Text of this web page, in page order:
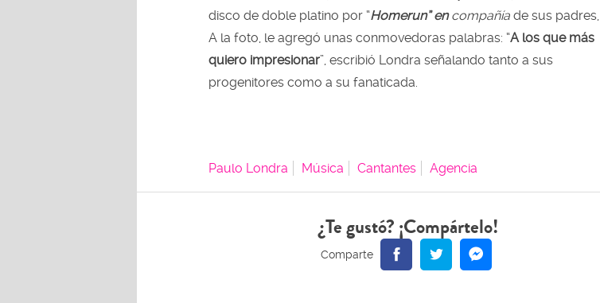
disco de doble platino por “Homerun” encompañía de sus padres,
A la foto, le agregó unas conmovedoras palabras: “A los que más
quiero impresionar”, escribió Londra señalando tanto a sus
progenitores como a su fanaticada.
Paulo Londra Música Cantantes Agencia
¿Te gustó? ¡Compártelo!